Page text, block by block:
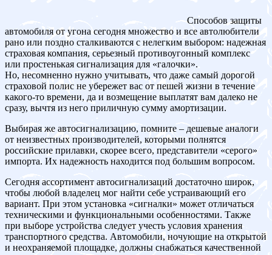
Способов защиты
автомобиля от угона сегодня множество и все автолюбители
рано или поздно сталкиваются с нелегким выбором: надежная
страховая компания, серьезный противоугонный комплекс
или простенькая сигнализация для «галочки».
Но, несомненно нужно учитывать, что даже самый дорогой
страховой полис не убережет вас от пешей жизни в течение
какого-то времени, да и возмещение выплатят вам далеко не
сразу, вычтя из него приличную сумму амортизации.
Выбирая же автосигнализацию, помните – дешевые аналоги
от неизвестных производителей, которыми полнятся
российские прилавки, скорее всего, представители «серого»
импорта. Их надежность находится под большим вопросом.
Сегодня ассортимент автосигнализаций достаточно широк,
чтобы любой владелец мог найти себе устраивающий его
вариант. При этом установка «сигналки» может отличаться
техническими и функциональными особенностями. Также
при выборе устройства следует учесть условия хранения
транспортного средства. Автомобили, ночующие на открытой
и неохраняемой площадке, должны снабжаться качественной